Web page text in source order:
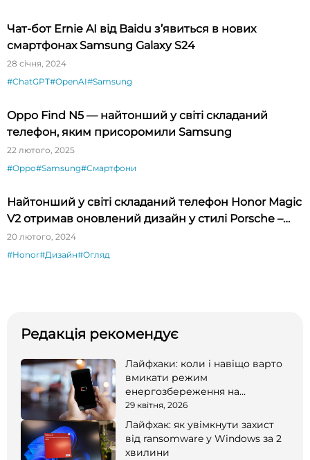
Чат-бот Ernie AI від Baidu з’явиться в нових
смартфонах Samsung Galaxy S24
28 січня, 2024
#ChatGPT#OpenAI#Samsung
Oppo Find N5 — найтонший у світі складаний
телефон, яким присоромили Samsung
22 лютого, 2025
#Oppo#Samsung#Смартфони
Найтонший у світі складаний телефон Honor Magic
V2 отримав оновлений дизайн у стилі Porsche –
огляд
20 лютого, 2024
#Honor#Дизайн#Огляд
Редакція рекомендує
Лайфхаки: коли і навіщо варто
вмикати режим
енергозбереження на
смартфоні
29 квітня, 2026
Лайфхак: як увімкнути захист
від ransomware у Windows за 2
хвилини